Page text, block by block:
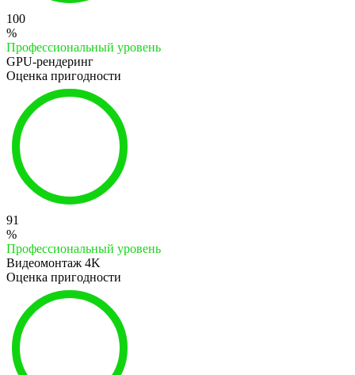
100
%
Профессиональный уровень
GPU-рендеринг
Оценка пригодности
91
%
Профессиональный уровень
Видеомонтаж 4K
Оценка пригодности